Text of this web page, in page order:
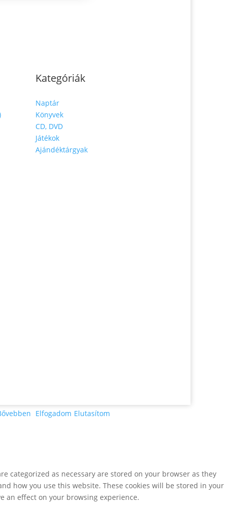
Kategóriák
Naptár
Könyvek
CD, DVD
Játékok
Ajándéktárgyak
Elfogadom Elutasítom
categorized as necessary are stored on your browser as they
how you use this website. These cookies will be stored in your
an effect on your browsing experience.